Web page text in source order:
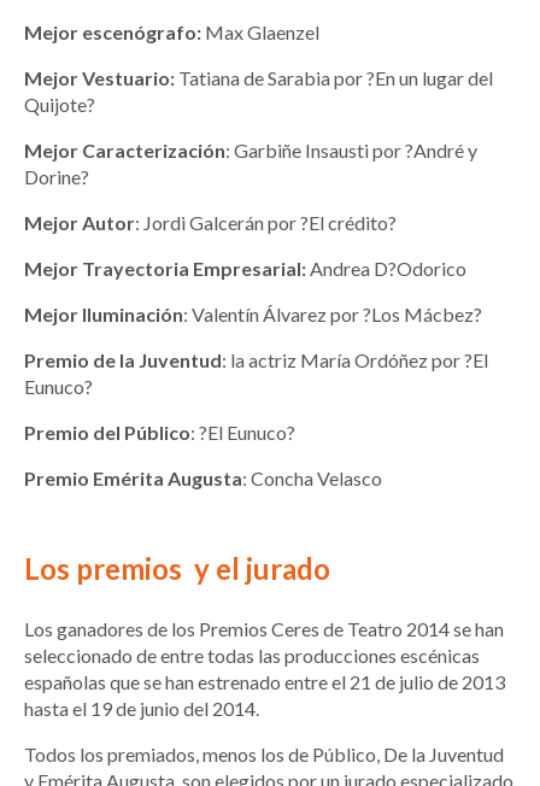
Mejor escenógrafo: Max Glaenzel
Mejor Vestuario: Tatiana de Sarabia por ?En un lugar del
Quijote?
Mejor Caracterización: Garbiñe Insausti por ?André y
Dorine?
MejorAutor: Jordi Galcerán por ?El crédito?
Mejor Trayectoria Empresarial:Andrea D?Odorico
Mejor Iluminación: Valentín Álvarez por ?Los Mácbez?
Premio de la Juventud: la actriz María Ordóñez por ?El
Eunuco?
Premio del Público: ?El Eunuco?
Premio Emérita Augusta: Concha Velasco
Los premios y el jurado
Los ganadores de los Premios Ceres de Teatro 2014 se han
seleccionado de entre todas las producciones escénicas
españolas que se han estrenado entre el 21 de julio de 2013
hasta el 19 de junio del 2014.
Todos los premiados, menos los de Público, De la Juventud
y Emérita Augusta, son elegidos por un jurado especializado